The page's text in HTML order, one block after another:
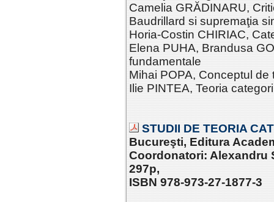
Camelia GRĂDINARU,
Baudrillard si supremaţia
Horia-Costin CHIRIAC,
Elena PUHA, Brandusa
fundamentale
Mihai POPA, Conceptul
Ilie PINTEA, Teoria
STUDII DE TEORIA
Bucureşti, Editura
Coordonatori: Alexandru
297p,
ISBN 978-973-27-1877-3